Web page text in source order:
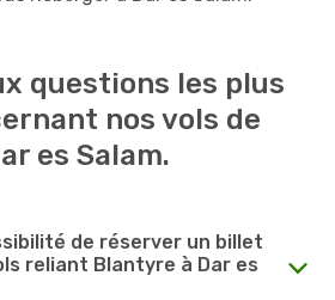
questions les plus
nos vols de
es Salam.
de réserver un billet
reliant Blantyre à Dar es